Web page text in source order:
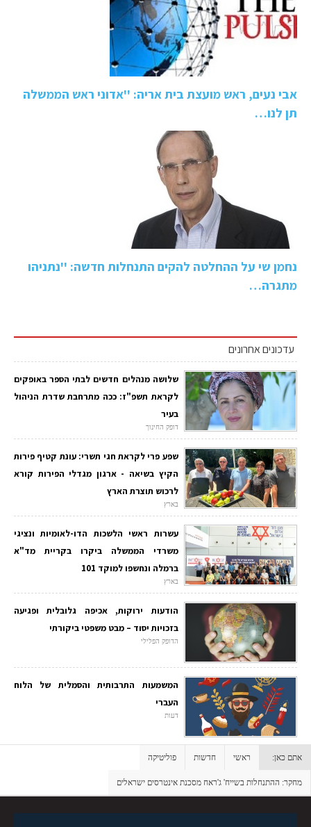
אבי נעים, ראש מועצת בית אריה: ''אדוני ראש הממשלה
תן לנו…
נחמן שי על ההחלטה להקים התנחלות חדשה: ''נתניהו
מתגרה…
עדכונים אחרונים
שלושה מנהלים חדשים לבתי הספר באופקים
לקראת תשפ"ז: ככה מתרחבת שדרת הניהול
בעיר
דופק החינוך
שפע פרי לקראת חגי תשרי: עונת קטיף פירות
הקיץ בשיאה - ארגון מגדלי הפירות קורא
לרכוש תוצרת הארץ
בארץ
עשרות ראשי הלשכות הדו-לאומיות ונציגי
משרדי הממשלה ביקרו בקריית מד"א
ברמלה ונחשפו למוקד 101
בארץ
הודעות ירוקות, אכיפה גלובלית ופגיעה
בזכויות יסוד – מבט משפטי ביקורתי
הדופק הפלילי
המשמעות התרבותית והסמלית של הלוח
העברי
דעות
אתם כאן: ראשי חדשות פוליטיקה
מחקר: ההתנחלות בשייח' ג'ראח מסכנת אינטרסים ישראלים